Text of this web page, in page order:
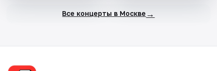
Все концерты в Москве →